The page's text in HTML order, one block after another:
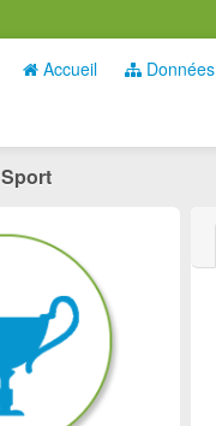
Accueil Données
Sport